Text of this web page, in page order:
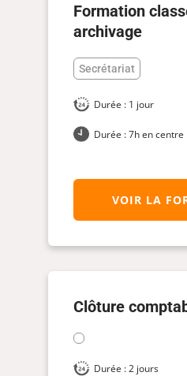
Formation
archivage
Secrétariat
Durée : 1 jour
Durée : 7h en centre
VOIR LA
Clôture
Durée : 2 jours